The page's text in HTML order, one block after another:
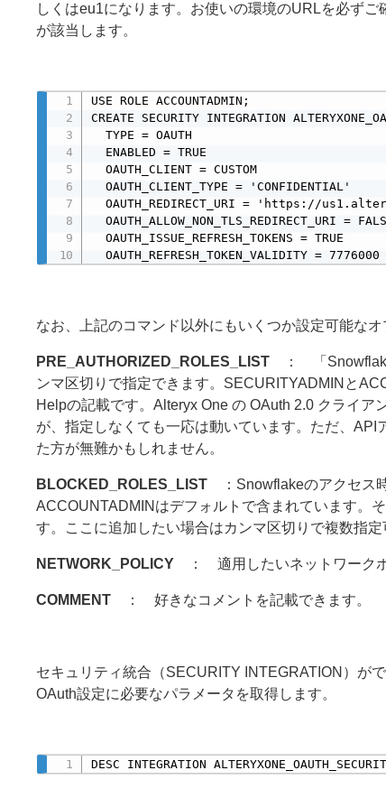
しくはeu1になります。お使いの環境のURLを必ずご
が該当します。
USE ROLE ACCOUNTADMIN;
CREATE SECURITY INTEGRATION
  TYPE = OAUTH
  ENABLED = TRUE
  OAUTH_CLIENT = CUSTOM
  OAUTH_CLIENT_TYPE = 'CONFIDENTIAL'
OAUTH_REDIRECT_URI = 'https://
OAUTH_ALLOW_NON_TLS_REDIRECT_URI =
  OAUTH_ISSUE_REFRESH_TOKENS = TRUE
  OAUTH_REFRESH_TOKEN_VALIDITY = 7776000
なお、上記のコマンド以外にもいくつか設定可能なオ
PRE_AUTHORIZED_ROLES_LIST ： 「Snowflake
ンマ区切りで指定できます。SECURITYADMINと
Helpの記載です。Alteryx One の OAuth 2.0 クライ
が、指定しなくても一応は動いています。ただ、API
た方が無難かもしれません。
BLOCKED_ROLES_LIST ：Snowflakeのアクセス
ACCOUNTADMINはデフォルトで含まれています。
す。ここに追加したい場合はカンマ区切りで複数指定
NETWORK_POLICY ： 適用したいネットワークポ
COMMENT ： 好きなコメントを記載できます。
セキュリティ統合（SECURITY INTEGRATION）が
OAuth設定に必要なパラメータを取得します。
DESC INTEGRATION